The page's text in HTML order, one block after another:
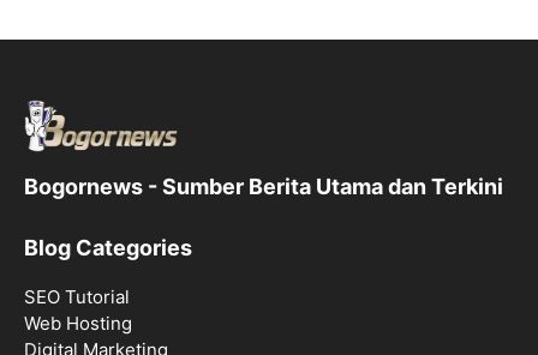
Bogornews - Sumber Berita Utama dan Terkini
Blog Categories
SEO Tutorial
Web Hosting
Digital Marketing